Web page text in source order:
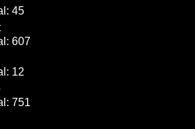
45
607
12
751